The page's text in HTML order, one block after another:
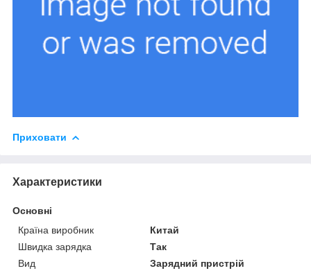
Приховати
Характеристики
Основні
Країна виробник
Китай
Швидка зарядка
Так
Вид
Зарядний пристрій